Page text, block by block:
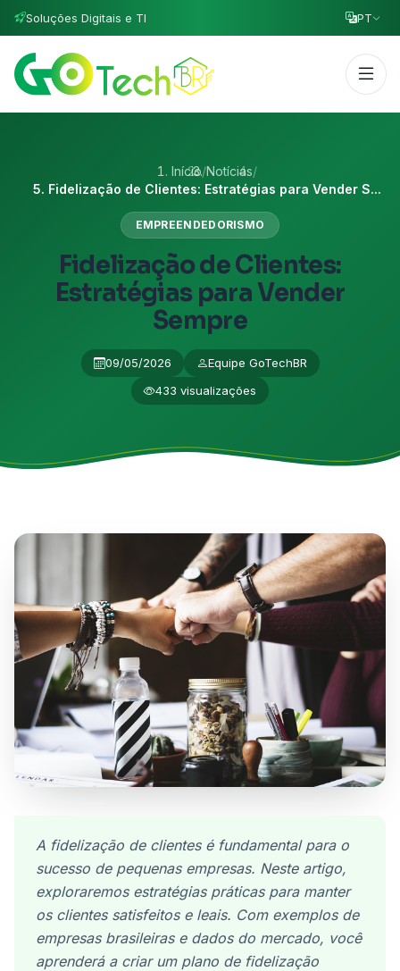
Soluções Digitais e TI PT
Início/Notícias/
Fidelização de Clientes: Estratégias para Vender S...
EMPREENDEDORISMO
Fidelização de Clientes:
Estratégias para Vender
Sempre
09/05/2026
Equipe GoTechBR
433 visualizações
A fidelização de clientes é fundamental para o
sucesso de pequenas empresas. Neste artigo,
exploraremos estratégias práticas para manter
os clientes satisfeitos e leais. Com exemplos de
empresas brasileiras e dados do mercado, você
aprenderá a criar um plano de fidelização